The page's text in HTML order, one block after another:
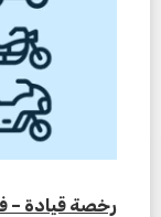
رخصة قيادة –